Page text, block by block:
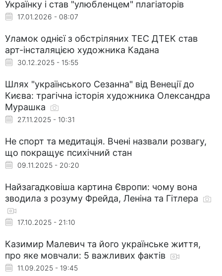
Українку і став "улюбленцем" плагіаторів
17.01.2026 - 08:07
Уламок однієї з обстріляних ТЕС ДТЕК став
арт-інсталяцією художника Кадана
30.12.2025 - 15:55
Шлях "українського Сезанна" від Венеції до
Києва: трагічна історія художника Олександра
Мурашка
27.11.2025 - 10:31
Не спорт та медитація. Вчені назвали розвагу,
що покращує психічний стан
09.11.2025 - 20:20
Найзагадковіша картина Європи: чому вона
зводила з розуму Фрейда, Леніна та Гітлера
17.10.2025 - 21:10
Казимир Малевич та його українське життя,
про яке мовчали: 5 важливих фактів
11.09.2025 - 19:45